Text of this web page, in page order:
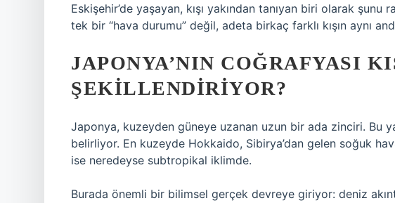
Eskişehir’de yaşayan, kışı yakından tanıyan biri olarak şunu
tek bir “hava durumu” değil, adeta birkaç farklı kışın aynı
JAPONYA’NIN COĞRAFYASI
ŞEKILLENDIRIYOR?
Japonya, kuzeyden güneye uzanan uzun bir ada zinciri. Bu
belirliyor. En kuzeyde Hokkaido, Sibirya’dan gelen soğuk
ise neredeyse subtropikal iklimde.
Burada önemli bir bilimsel gerçek devreye giriyor: deniz